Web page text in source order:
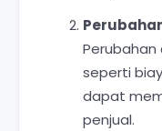
Perubahan
seperti
dapat
penjual.